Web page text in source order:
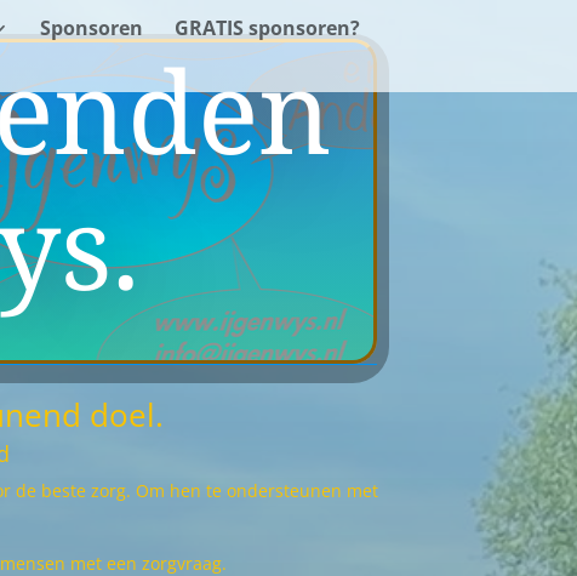
Sponsoren
GRATIS sponsoren?
doel.
de beste zorg. Om hen te ondersteunen met
met een zorgvraag.